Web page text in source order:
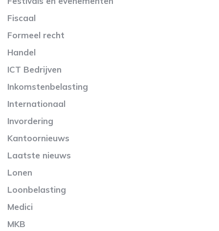
Fiscaal
Formeel recht
Handel
ICT Bedrijven
Inkomstenbelasting
Internationaal
Invordering
Kantoornieuws
Laatste nieuws
Lonen
Loonbelasting
Medici
MKB